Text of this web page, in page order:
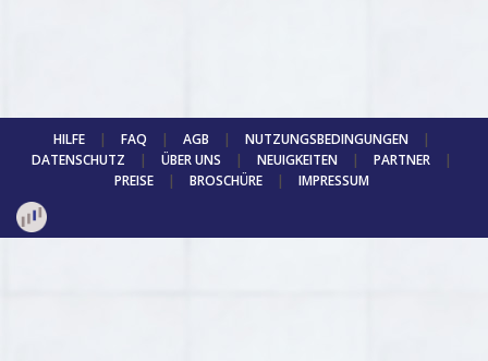
HILFE | FAQ | AGB | NUTZUNGSBEDINGUNGEN
|
DATENSCHUTZ
| ÜBER UNS | NEUIGKEITEN | PARTNER
|
PREISE
| BROSCHÜRE | IMPRESSUM